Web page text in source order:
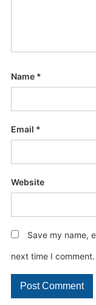
Name *
Email *
Website
Save my name,
next time I comment.